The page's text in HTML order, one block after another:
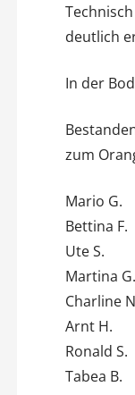
deutlich
In der
zum
Mario G.
Bettina F.
Ute S.
Martina G.
Charline
Arnt H.
Ronald S.
Tabea B.